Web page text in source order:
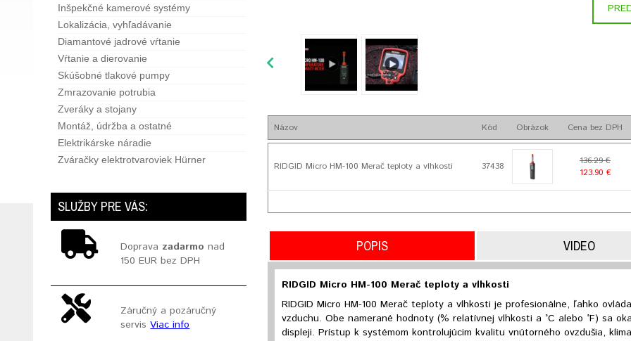
Inšpekčné kamerové systémy
Lokalizácia, vyhľadávanie
Diamantové jadrové vŕtanie
Vŕtanie a dierovanie
Skúšobné tlakové pumpy
Zmrazovanie potrubia
Zveráky a stojany
Montáž, údržba a ostatné
Elektrikárske náradie
Zváračky elektrotvaroviek Hürner
SLUŽBY PRE VÁS:
Doprava zadarmo nad
150 EUR bez DPH
Záručný a pozáručný
servisViac info
Názov Kód Obrázok Cena bez DPH
RIDGID Micro HM-100 Merač teploty a vlhkosti 37438
136.29 €
123.90 €
POPIS VIDEO
RIDGID Micro HM-100 Merač teploty a vlhkosti
RIDGID Micro HM-100 Merač teploty a vlhkosti je profesionálne, ľahko
vzduchu. Obe namerané hodnoty (% relatívnej vlhkosti a °C alebo °F) sa
displeji. Prístup k systémom kontrolujúcim kvalitu vnútorného ovzdušia,